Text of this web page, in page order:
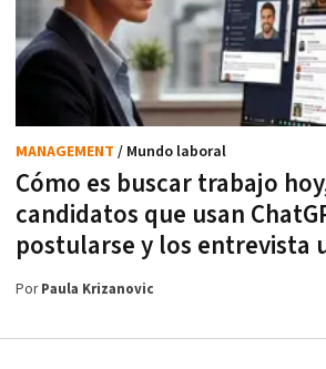
Cómo es buscar trabajo
candidatos que usan
postularse y los entrevista
MANAGEMENT / Mundo laboral
PorPaula Krizanovic